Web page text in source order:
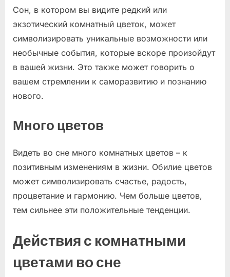
Сон, в котором вы видите редкий или
экзотический комнатный цветок, может
символизировать уникальные возможности или
необычные события, которые вскоре произойдут
в вашей жизни. Это также может говорить о
вашем стремлении к саморазвитию и познанию
нового.
Много цветов
Видеть во сне много комнатных цветов – к
позитивным изменениям в жизни. Обилие цветов
может символизировать счастье, радость,
процветание и гармонию. Чем больше цветов,
тем сильнее эти положительные тенденции.
Действия с комнатными
цветами во сне